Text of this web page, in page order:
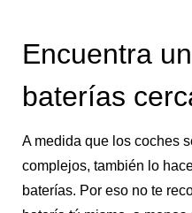
Encuentra
baterías
A medida que los coches
complejos, también lo
baterías. Por eso no te